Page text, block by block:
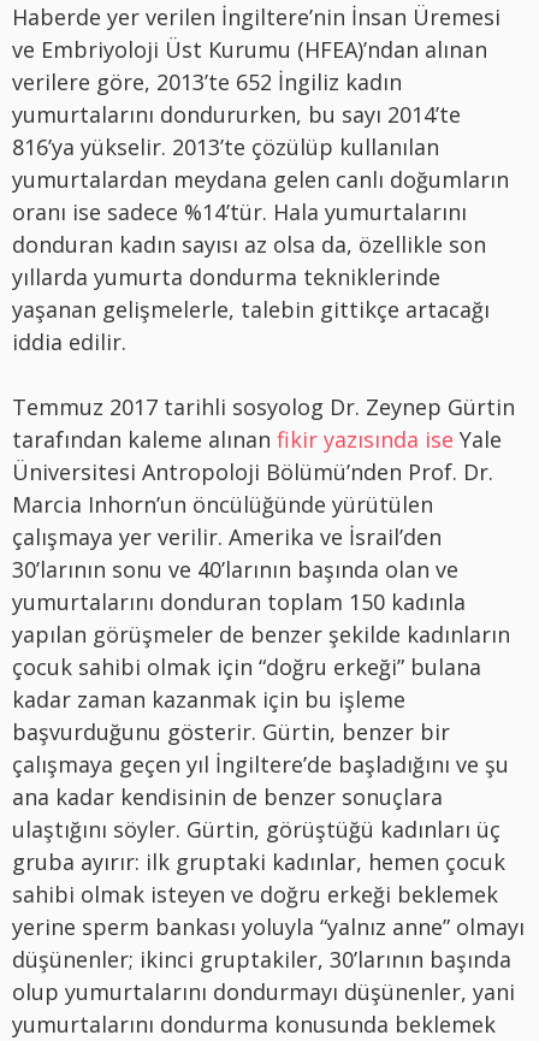
Haberde yer verilen İngiltere’nin İnsan Üremesi
ve Embriyoloji Üst Kurumu (HFEA)’ndan alınan
verilere göre, 2013’te 652 İngiliz kadın
yumurtalarını dondururken, bu sayı 2014’te
816’ya yükselir. 2013’te çözülüp kullanılan
yumurtalardan meydana gelen canlı doğumların
oranı ise sadece %14’tür. Hala yumurtalarını
donduran kadın sayısı az olsa da, özellikle son
yıllarda yumurta dondurma tekniklerinde
yaşanan gelişmelerle, talebin gittikçe artacağı
iddia edilir.
Temmuz 2017 tarihli sosyolog Dr. Zeynep Gürtin
tarafından kaleme alınan fikir yazısında ise Yale
Üniversitesi Antropoloji Bölümü’nden Prof. Dr.
Marcia Inhorn’un öncülüğünde yürütülen
çalışmaya yer verilir. Amerika ve İsrail’den
30’larının sonu ve 40’larının başında olan ve
yumurtalarını donduran toplam 150 kadınla
yapılan görüşmeler de benzer şekilde kadınların
çocuk sahibi olmak için “doğru erkeği” bulana
kadar zaman kazanmak için bu işleme
başvurduğunu gösterir. Gürtin, benzer bir
çalışmaya geçen yıl İngiltere’de başladığını ve şu
ana kadar kendisinin de benzer sonuçlara
ulaştığını söyler. Gürtin, görüştüğü kadınları üç
gruba ayırır: ilk gruptaki kadınlar, hemen çocuk
sahibi olmak isteyen ve doğru erkeği beklemek
yerine sperm bankası yoluyla “yalnız anne” olmayı
düşünenler; ikinci gruptakiler, 30’larının başında
olup yumurtalarını dondurmayı düşünenler, yani
yumurtalarını dondurma konusunda beklemek